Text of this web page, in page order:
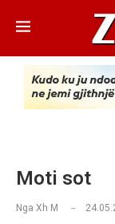
Moti sot
Nga Xh M